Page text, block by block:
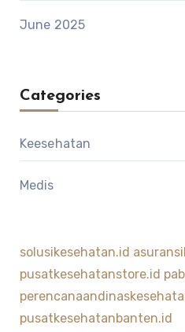
June 2025
Categories
Keesehatan
Medis
solusikesehatan.id
pusatkesehatanstore.id
pusatkesehatanbanten.id